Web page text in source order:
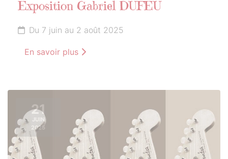
Exposition Gabriel DUFEU
Du 7 juin au 2 août 2025
En savoir plus
21
JUIN
2025